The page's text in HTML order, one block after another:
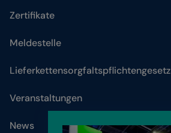
Zertifikate
Meldestelle
Lieferkettensorgfaltspflichtengesetz
Veranstaltungen
News